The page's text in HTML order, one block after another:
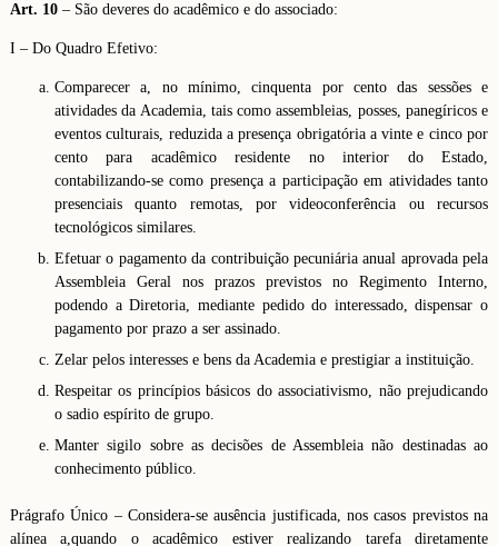
Art. 10 – São deveres do acadêmico e do associado:
I – Do Quadro Efetivo:
Comparecer a, no mínimo, cinquenta por cento das sessões e
atividades da Academia, tais como assembleias, posses, panegíricos e
eventos culturais, reduzida a presença obrigatória a vinte e cinco por
cento para acadêmico residente no interior do Estado,
contabilizando-se como presença a participação em atividades tanto
presenciais quanto remotas, por videoconferência ou recursos
tecnológicos similares.
Efetuar o pagamento da contribuição pecuniária anual aprovada pela
Assembleia Geral nos prazos previstos no Regimento Interno,
podendo a Diretoria, mediante pedido do interessado, dispensar o
pagamento por prazo a ser assinado.
Zelar pelos interesses e bens da Academia e prestigiar a instituição.
Respeitar os princípios básicos do associativismo, não prejudicando
o sadio espírito de grupo.
Manter sigilo sobre as decisões de Assembleia não destinadas ao
conhecimento público.
Prágrafo Único – Considera-se ausência justificada, nos casos previstos na
alínea a,quando o acadêmico estiver realizando tarefa diretamente